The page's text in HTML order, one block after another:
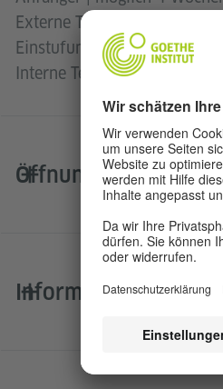
Externe Teilnehmende*r
Einstufungstest
Interne Teilnehmende*r |
Öffnungszeiten des
Informationen zu